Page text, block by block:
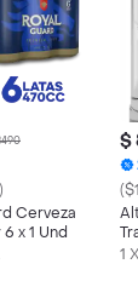
Cerveza
x 1 Und
$
1